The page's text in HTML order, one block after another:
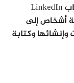
ضمك بين أقرانك المحترفين ، لا يزال حساب LinkedIn
أشخاص إلى
وكتابة